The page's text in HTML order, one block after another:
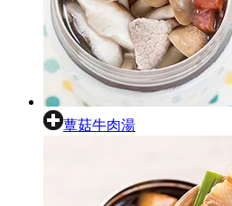
蕈菇牛肉湯